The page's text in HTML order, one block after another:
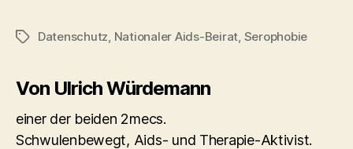
Schlagwörter
Datenschutz Nationaler Aids-Beirat Serophobie
Von Ulrich Würdemann
einer der beiden 2mecs.
Schwulenbewegt, Aids- und Therapie-Aktivist.